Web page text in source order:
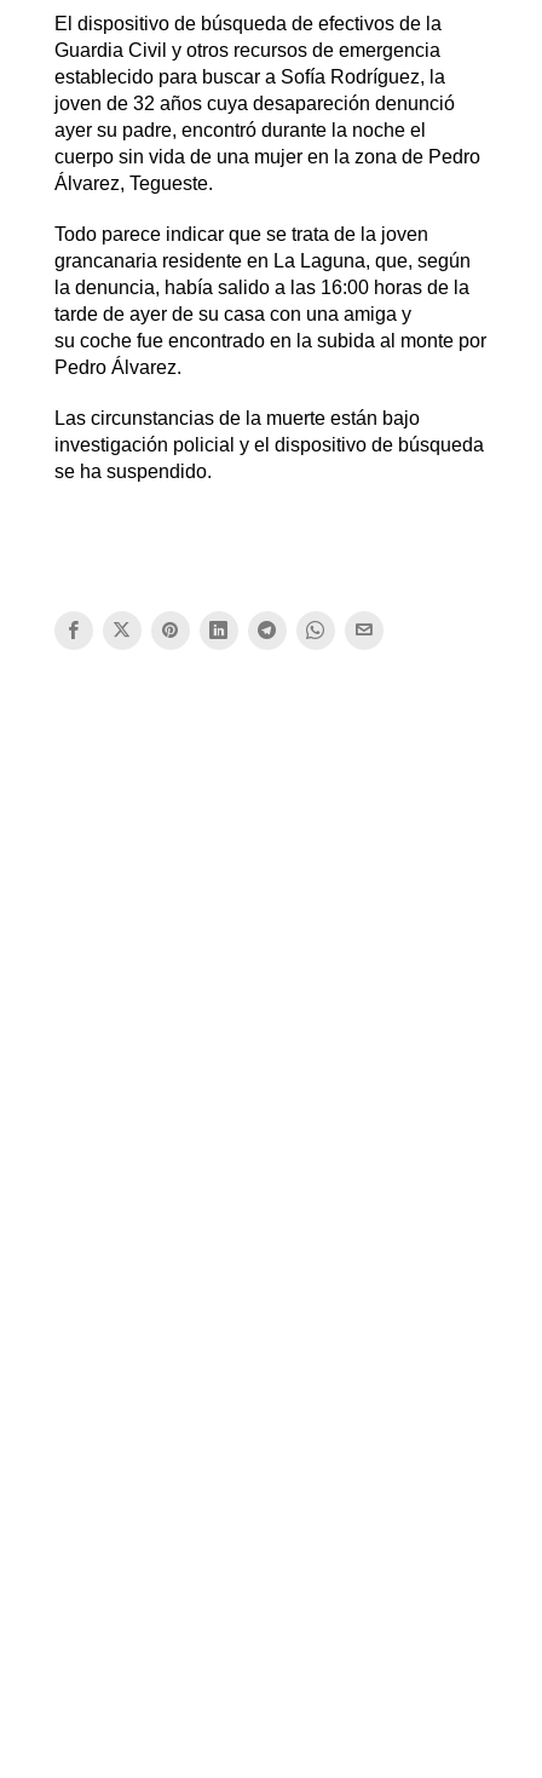
El dispositivo de búsqueda de efectivos de la
Guardia Civil y otros recursos de emergencia
establecido para buscar a Sofía Rodríguez, la
joven de 32 años cuya desapareción denunció
ayer su padre, encontró durante la noche el
cuerpo sin vida de una mujer en la zona de Pedro
Álvarez, Tegueste.
Todo parece indicar que se trata de la joven
grancanaria residente en La Laguna, que, según
la denuncia, había salido a las 16:00 horas de la
tarde de ayer de su casa con una amiga y
su coche fue encontrado en la subida al monte por
Pedro Álvarez.
Las circunstancias de la muerte están bajo
investigación policial y el dispositivo de búsqueda
se ha suspendido.